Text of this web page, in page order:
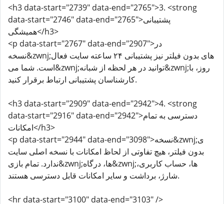
<h3 data-start="2739" data-end="2765">3. <strong
data-start="2746" data-end="2765">پشتیبانی
همیشگی</h3>
<p data-start="2767" data-end="2907">در
نسخه&zwnj;های بدون فیلتر نیز پشتیبانی ۲۴ ساعته سایت فعال
است. شما می&zwnj;توانید در هر لحظه از شبانه&zwnj;روز، با
کارشناسان پشتیبانی ارتباط برقرار کنید.
<h3 data-start="2909" data-end="2942">4. <strong
data-start="2916" data-end="2942">دسترسی به تمام
امکانات</h3>
<p data-start="2944" data-end="3098">نسخه&zwnj;ی
بدون فیلتر، هیچ تفاوتی از لحاظ امکانات با نسخه اصلی سایت
ندارد. تمام بازی&zwnj;ها، درگاه&zwnj;ها، حساب کاربری،
شارژ، برداشت و سایر امکانات قابل دسترسی هستند.
<hr data-start="3100" data-end="3103" />